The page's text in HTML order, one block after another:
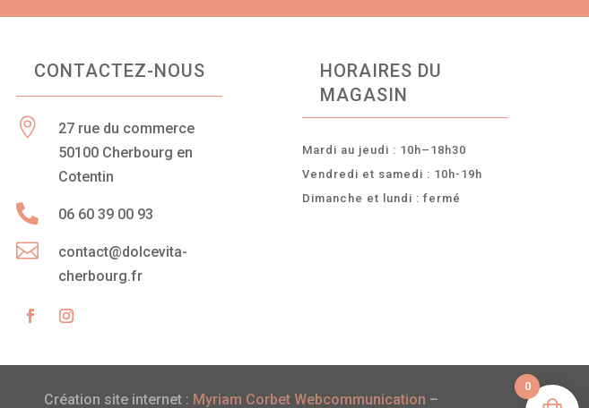
CONTACTEZ-NOUS

27 rue du commerce
50100 Cherbourg en
Cotentin
 06 60 39 00 93

contact@dolcevita-
cherbourg.fr
HORAIRES DU
MAGASIN
Mardi au jeudi : 10h–18h30
Vendredi et samedi : 10h-19h
Dimanche et lundi : fermé
Création site internet : Myriam Corbet Webcommunication –
0